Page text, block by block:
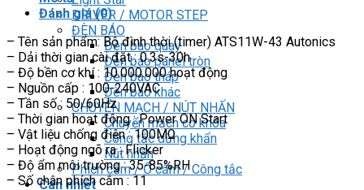
DRIVER / MOTOR STEP
ĐÈN BÁO
Đèn báo quay
Đèn báo panel tròn
Đèn báo tháp
Đèn báo khác
CHUYỂN MẠCH / NÚT NHẤN
Chuyển mạch có khóa
Công tắc dừng khẩn
Nút nhấn
Phích cắm / Ổ cắm / Công tắc
Can nhiệt
Đánh giá (0)
– Tên sản phẩm: Bộ đình thời (timer) ATS11W-43 Autonics
– Dải thời gian cài đặt : 0.3s-30h
– Độ bền cơ khí : 10.000.000 hoạt động
– Nguồn cấp : 100-240VAC
– Tần số : 50/60Hz
– Thời gian hoạt động : Power ON Start
– Vật liệu chống điện : 100MΩ
– Hoạt động ngõ ra : Flicker
– Độ ẩm môi trường : 35-85%RH
– Số chân phích cắm : 11